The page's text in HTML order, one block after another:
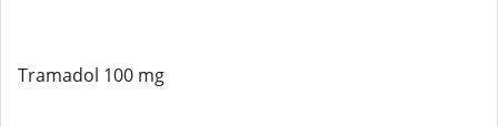
Tramadol 100 mg